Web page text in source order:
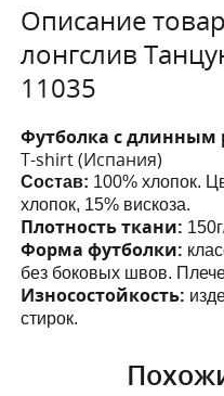
Описание
лонгслив
11035
Футболка с длинным
T-shirt (Испания)
Состав: 100% хлопок.
хлопок, 15% вискоза.
Плотность ткани:
Форма футболки:
без боковых швов.
Износостойкость:
стирок.